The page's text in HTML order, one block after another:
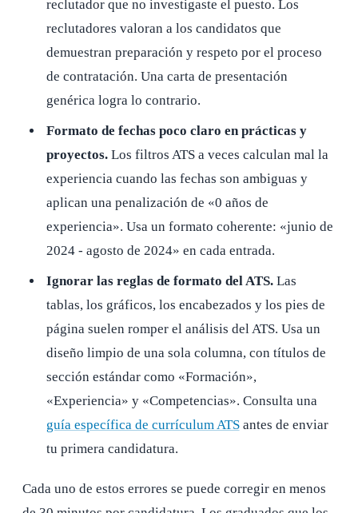
reclutador que no investigaste el puesto. Los
reclutadores valoran a los candidatos que
demuestran preparación y respeto por el proceso
de contratación. Una carta de presentación
genérica logra lo contrario.
Formato de fechas poco claro en prácticas y
proyectos.Los filtros ATS a veces calculan mal la
experiencia cuando las fechas son ambiguas y
aplican una penalización de «0 años de
experiencia». Usa un formato coherente: «junio de
2024 - agosto de 2024» en cada entrada.
Ignorar las reglas de formato del ATS.Las
tablas, los gráficos, los encabezados y los pies de
página suelen romper el análisis del ATS. Usa un
diseño limpio de una sola columna, con títulos de
sección estándar como «Formación»,
«Experiencia» y «Competencias». Consulta una
guía específica de currículum ATSantes de enviar
tu primera candidatura.
Cada uno de estos errores se puede corregir en menos